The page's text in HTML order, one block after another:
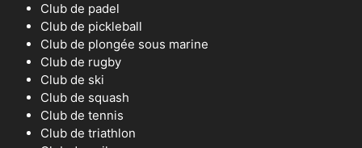
Club de padel
Club de pickleball
Club de plongée sous marine
Club de rugby
Club de ski
Club de squash
Club de tennis
Club de triathlon